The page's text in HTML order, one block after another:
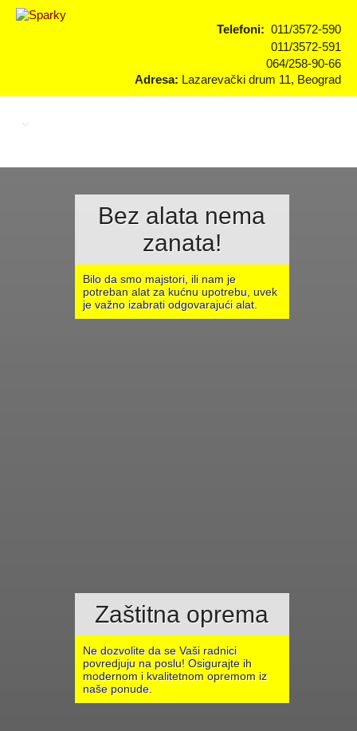
Telefoni: 011/3572-590
011/3572-591
064/258-90-66
Adresa: Lazarevački drum 11, Beograd
Bez alata nema
zanata!
Bilo da smo majstori, ili nam je
potreban alat za kućnu upotrebu, uvek
je važno izabrati odgovarajući alat.
Zaštitna oprema
Ne dozvolite da se Vaši radnici
povredjuju na poslu! Osigurajte ih
modernom i kvalitetnom opremom iz
naše ponude.